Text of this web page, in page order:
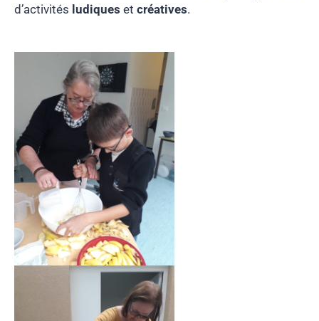
d’activités ludiques et créatives.